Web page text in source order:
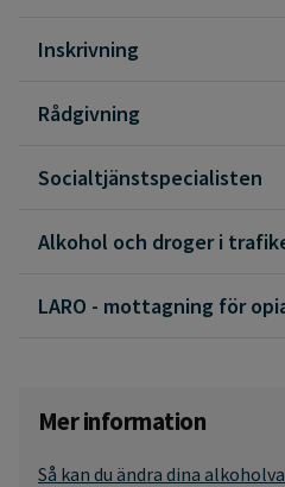
Inskrivning
Rådgivning
Socialtjänstspecialisten
Alkohol och droger i
LARO - mottagning för
Mer information
Så kan du ändra dina